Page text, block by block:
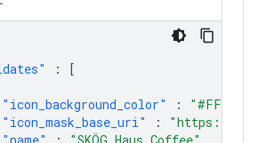
:
[
"icon_background_color"
:
"#FF9E67"
"icon_mask_base_uri"
:
"https://